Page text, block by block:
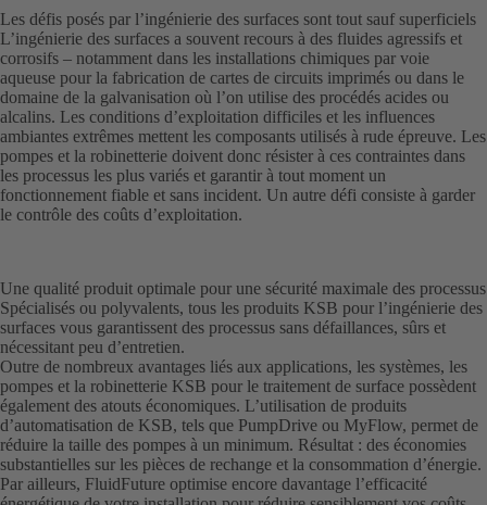
Les défis posés par l’ingénierie des surfaces sont tout sauf superficiels
L’ingénierie des surfaces a souvent recours à des fluides agressifs et
corrosifs – notamment dans les installations chimiques par voie
aqueuse pour la fabrication de cartes de circuits imprimés ou dans le
domaine de la galvanisation où l’on utilise des procédés acides ou
alcalins. Les conditions d’exploitation difficiles et les influences
ambiantes extrêmes mettent les composants utilisés à rude épreuve. Les
pompes et la robinetterie doivent donc résister à ces contraintes dans
les processus les plus variés et garantir à tout moment un
fonctionnement fiable et sans incident. Un autre défi consiste à garder
le contrôle des coûts d’exploitation.
Une qualité produit optimale pour une sécurité maximale des processus
Spécialisés ou polyvalents, tous les produits KSB pour l’ingénierie des
surfaces vous garantissent des processus sans défaillances, sûrs et
nécessitant peu d’entretien.
Outre de nombreux avantages liés aux applications, les systèmes, les
pompes et la robinetterie KSB pour le traitement de surface possèdent
également des atouts économiques. L’utilisation de produits
d’automatisation de KSB, tels que PumpDrive ou MyFlow, permet de
réduire la taille des pompes à un minimum. Résultat : des économies
substantielles sur les pièces de rechange et la consommation d’énergie.
Par ailleurs, FluidFuture optimise encore davantage l’efficacité